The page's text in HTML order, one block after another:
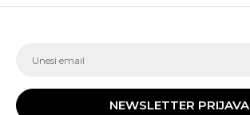
NEWSLETTER PRIJAVA